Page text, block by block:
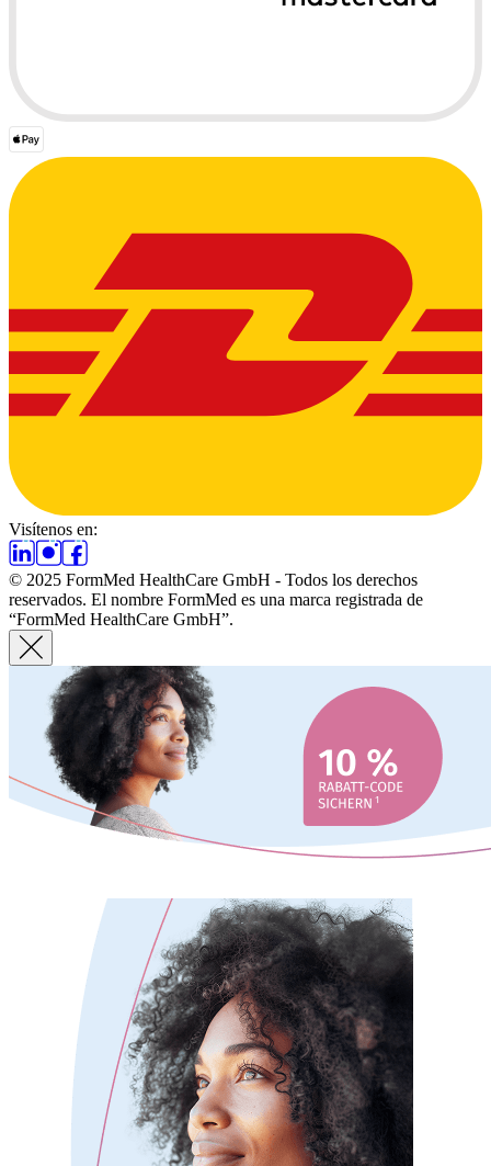
Visítenos en:
© 2025 FormMed HealthCare GmbH - Todos los derechos
reservados. El nombre FormMed es una marca registrada de
“FormMed HealthCare GmbH”.